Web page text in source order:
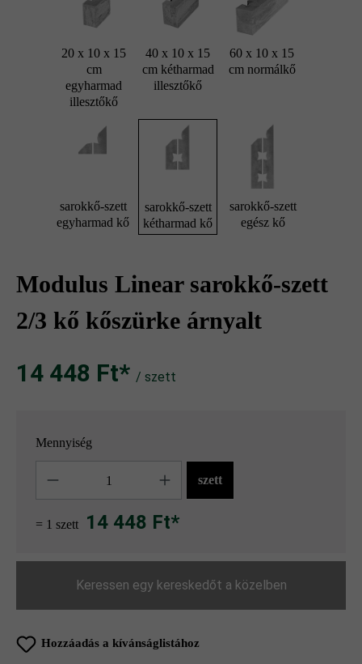
20 x 10 x 15
cm
egyharmad
illesztőkő
40 x 10 x 15
cm kétharmad
illesztőkő
60 x 10 x 15
cm normálkő
sarokkő-szett
egyharmad kő
sarokkő-szett
kétharmad kő
sarokkő-szett
egész kő
Modulus Linear sarokkő-szett
2/3 kő kőszürke árnyalt
14 448 Ft‎‎‎* / szett
Mennyiség
szett
= 1 szett 14 448 Ft*
Keressen egy kereskedőt a közelben
Hozzáadás a kívánságlistához